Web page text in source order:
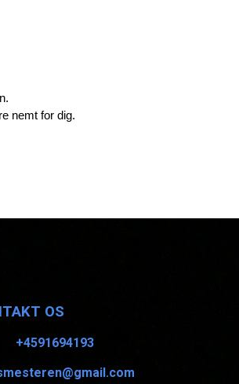
nemt for dig.
OS
+4591694193